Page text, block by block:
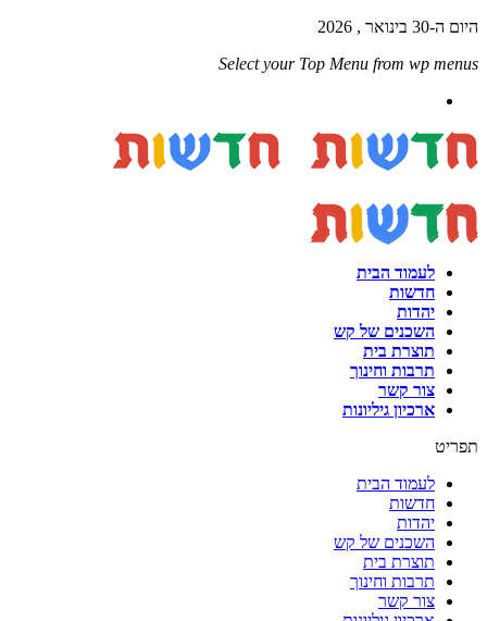
היום ה-30 בינואר , 2026
Select your Top Menu from wp menus
לעמוד הבית
חדשות
יהדות
השכנים של קש
תוצרת בית
תרבות וחינוך
צור קשר
ארכיון גיליונות
תפריט
לעמוד הבית
חדשות
יהדות
השכנים של קש
תוצרת בית
תרבות וחינוך
צור קשר